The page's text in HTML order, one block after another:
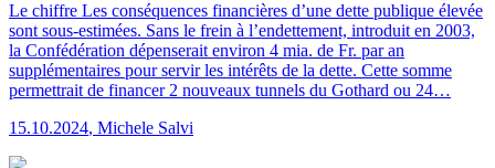
Le chiffre Les conséquences financières d’une dette publique élevée
sont sous-estimées. Sans le frein à l’endettement, introduit en 2003,
la Confédération dépenserait environ 4 mia. de Fr. par an
supplémentaires pour servir les intérêts de la dette. Cette somme
permettrait de financer 2 nouveaux tunnels du Gothard ou 24…
15.10.2024, Michele Salvi